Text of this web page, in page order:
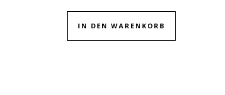
IN DEN WARENKORB